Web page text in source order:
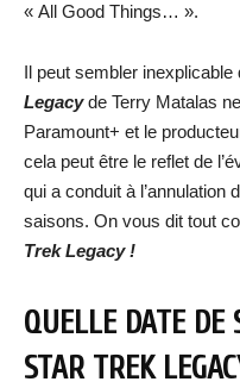
« All Good Things… ».
Il peut sembler inexplicable
Legacyde Terry Matalas
Paramount+ et le
cela peut être le reflet de
qui a conduit à
saisons. On vous dit tout
Trek Legacy !
QUELLE DATE DE
STAR TREK